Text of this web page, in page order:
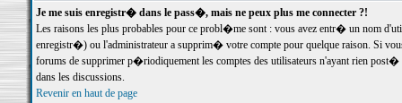
Je me suis enregistr� dans le pass�, mais ne peux plus me connecter ?!
Les raisons les plus probables pour ce probl�me sont : vous avez entr� un nom
enregistr�) ou l'administrateur a supprim� votre compte pour quelque raison. Si
forums de supprimer p�riodiquement les comptes des utilisateurs n'ayant rien
dans les discussions.
Revenir en haut de page